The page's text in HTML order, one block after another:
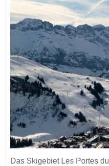
Das Skigebiet Les Portes